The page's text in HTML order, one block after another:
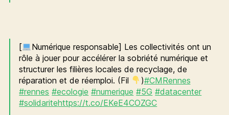
[
Numérique responsable] Les collectivités ont un
rôle à jouer pour accélérer la sobriété numérique et
structurer les filières locales de recyclage, de
réparation et de réemploi. (Fil
)#CMRennes
#rennes #ecologie #numerique #5G #datacenter
#solidaritehttps://t.co/EKeE4COZGC